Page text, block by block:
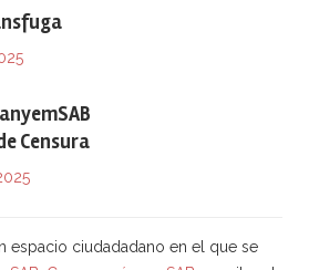
Censura
espacio ciudadadano en el que se